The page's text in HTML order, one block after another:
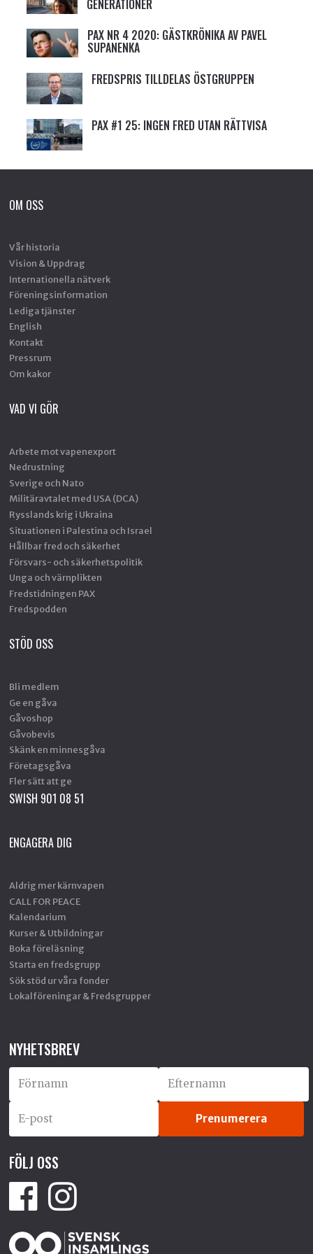
GENERATIONER
PAX NR 4 2020: GÄSTKRÖNIKA AV PAVEL
SUPANENKA
FREDSPRIS TILLDELAS ÖSTGRUPPEN
PAX #1 25: INGEN FRED UTAN RÄTTVISA
OM OSS
Vår historia
Vision & Uppdrag
Internationella nätverk
Föreningsinformation
Lediga tjänster
English
Kontakt
Pressrum
Om kakor
VAD VI GÖR
Arbete mot vapenexport
Nedrustning
Sverige och Nato
Militäravtalet med USA (DCA)
Rysslands krig i Ukraina
Situationen i Palestina och Israel
Hållbar fred och säkerhet
Försvars- och säkerhetspolitik
Unga och värnplikten
Fredstidningen PAX
Fredspodden
STÖD OSS
Bli medlem
Ge en gåva
Gåvoshop
Gåvobevis
Skänk en minnesgåva
Företagsgåva
Fler sätt att ge
SWISH 901 08 51
ENGAGERA DIG
Aldrig mer kärnvapen
CALL FOR PEACE
Kalendarium
Kurser & Utbildningar
Boka föreläsning
Starta en fredsgrupp
Sök stöd ur våra fonder
Lokalföreningar & Fredsgrupper
NYHETSBREV
FÖLJ OSS